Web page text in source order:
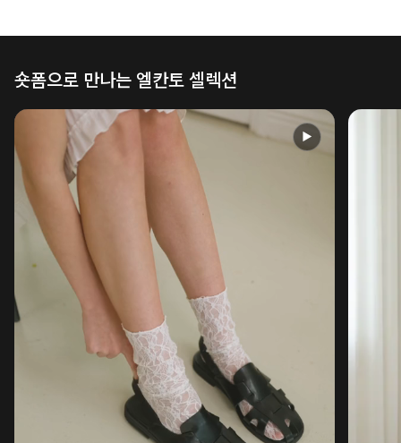
숏폼으로 만나는 엘칸토 셀렉션
▶